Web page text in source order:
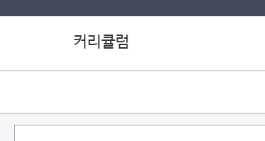
커리큘럼